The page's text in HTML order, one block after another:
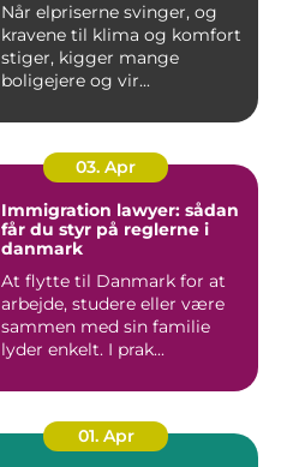
Når elpriserne svinger, og
kravene til klima og komfort
stiger, kigger mange
boligejere og vir...
03. Apr
Immigration lawyer: sådan
får du styr på reglerne i
danmark
At flytte til Danmark for at
arbejde, studere eller være
sammen med sin familie
lyder enkelt. I prak...
01. Apr